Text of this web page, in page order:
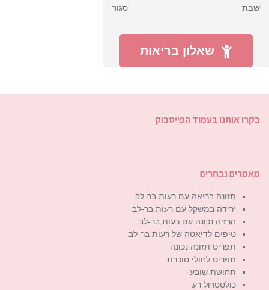
שבת
סגור
שאלון בריאות
בקרו אותנו בעמוד הפייסבוק
מאמרים נבחרים
תזונה בריאה עם רעות בר-לב
ירידה במשקל עם רעות בר-לב
הרזיה נכונה עם רעות בר-לב
טיפים לדיאטה של רעות בר-לב
תפריט תזונה נכונה
תפריט לחולי סוכרת
תחושת שובע
כולסטרול רע